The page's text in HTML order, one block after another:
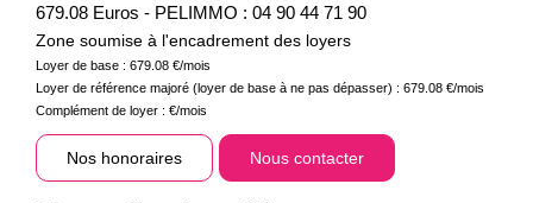
679.08 Euros - PELIMMO : 04 90 44 71 90
Zone soumise à l'encadrement des loyers
Loyer de base : 679.08 €/mois
Loyer de référence majoré (loyer de base à ne pas dépasser) : 679.08 €/mois
Complément de loyer : €/mois
Nos honoraires Nous contacter